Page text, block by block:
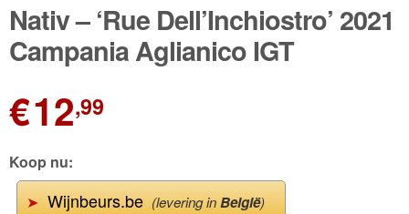
Nativ – ‘Rue Dell’Inchiostro’ 2021
Campania Aglianico IGT
€12,99
Koop nu:
➤Wijnbeurs.be(levering inBelgië)